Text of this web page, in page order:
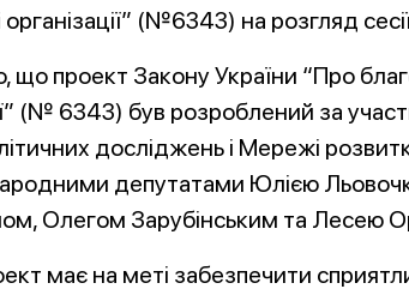
організації” (№6343) на розгляд
що проект Закону України “Про
(№ 6343) був розроблений за
досліджень і Мережі
депутатами Юлією
Олегом Зарубінським та Лесею
має на меті забезпечити